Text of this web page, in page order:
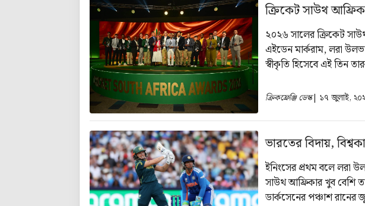
ক্রিকেট সাউথ
২০২৬ সালের ক্রিকেট
এইডেন মার্করাম, লরা
স্বীকৃতি হিসেবে এই তিন
ক্রিকফ্রেঞ্জি ডেস্ক| ১৭ জুলাই,
ভারতের বিদায়,
ইনিংসের প্রথম বলে লরা
সাউথ আফ্রিকার খুব বেশি
ডার্কসেনের পঞ্চাশ